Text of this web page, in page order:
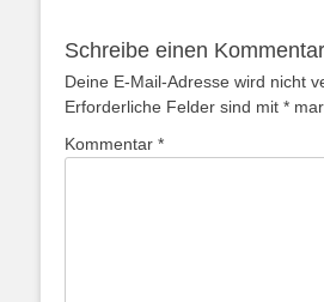
Schreibe einen Kommentar
Deine E-Mail-Adresse wird nicht
Erforderliche Felder sind mit *
Kommentar *